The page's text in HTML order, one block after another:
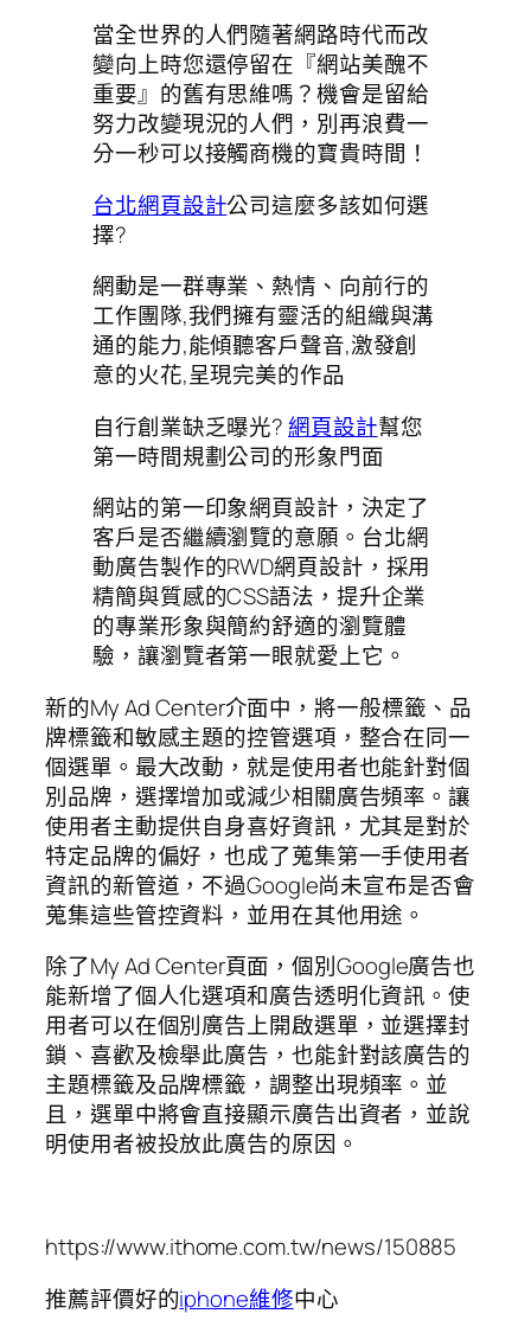
當全世界的人們隨著網路時代而改
變向上時您還停留在『網站美醜不
重要』的舊有思維嗎？機會是留給
努力改變現況的人們，別再浪費一
分一秒可以接觸商機的寶貴時間！
台北網頁設計公司這麼多該如何選
擇?
網動是一群專業、熱情、向前行的
工作團隊,我們擁有靈活的組織與溝
通的能力,能傾聽客戶聲音,激發創
意的火花,呈現完美的作品
自行創業缺乏曝光?網頁設計幫您
第一時間規劃公司的形象門面
網站的第一印象網頁設計，決定了
客戶是否繼續瀏覽的意願。台北網
動廣告製作的RWD網頁設計，採用
精簡與質感的CSS語法，提升企業
的專業形象與簡約舒適的瀏覽體
驗，讓瀏覽者第一眼就愛上它。
新的My Ad Center介面中，將一般標籤、品
牌標籤和敏感主題的控管選項，整合在同一
個選單。最大改動，就是使用者也能針對個
別品牌，選擇增加或減少相關廣告頻率。讓
使用者主動提供自身喜好資訊，尤其是對於
特定品牌的偏好，也成了蒐集第一手使用者
資訊的新管道，不過Google尚未宣布是否會
蒐集這些管控資料，並用在其他用途。
除了My Ad Center頁面，個別Google廣告也
能新增了個人化選項和廣告透明化資訊。使
用者可以在個別廣告上開啟選單，並選擇封
鎖、喜歡及檢舉此廣告，也能針對該廣告的
主題標籤及品牌標籤，調整出現頻率。並
且，選單中將會直接顯示廣告出資者，並說
明使用者被投放此廣告的原因。
https://www.ithome.com.tw/news/150885
推薦評價好的iphone維修中心